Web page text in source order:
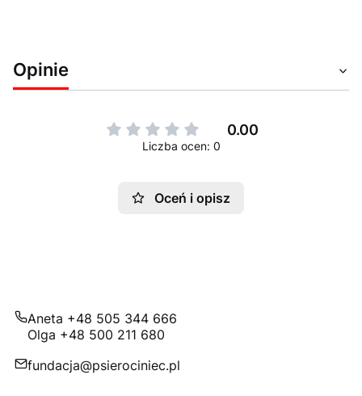
Opinie
0.00
Liczba ocen: 0
Oceń i opisz
Aneta +48 505 344 666
Olga +48 500 211 680
fundacja@psierociniec.pl